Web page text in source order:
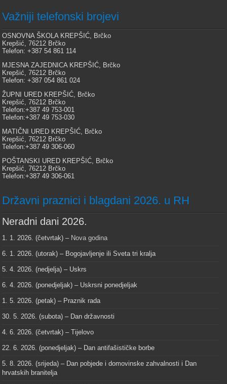
Važniji telefonski brojevi
OSNOVNA ŠKOLA KREPŠIĆ, Brčko
Krepšić, 76212 Brčko
Telefon: +387 54 861 114
MJESNA ZAJEDNICA KREPŠIĆ, Brčko
Krepšić, 76212 Brčko
Telefon: +387 054 861 024
ŽUPNI URED KREPŠIĆ, Brčko
Krepšić, 76212 Brčko
Telefon:+387 49 753-001
Telefon:+387 49 753-030
MATIČNI URED KREPŠIĆ, Brčko
Krepšić, 76212 Brčko
Telefon:+387 49 306-060
POŠTANSKI URED KREPŠIĆ, Brčko
Krepšić, 76212 Brčko
Telefon:+387 49 306-061
Državni praznici i blagdani 2026. u RH
Neradni dani 2026.
1. 1. 2026. (četvrtak) – Nova godina
6. 1. 2026. (utorak) – Bogojavljenje ili Sveta tri kralja
5. 4. 2026. (nedjelja) – Uskrs
6. 4. 2026. (ponedjeljak) – Uskrsni ponedjeljak
1. 5. 2026. (petak) – Praznik rada
30. 5. 2026. (subota) – Dan državnosti
4. 6. 2026. (četvrtak) – Tijelovo
22. 6. 2026. (ponedjeljak) – Dan antifašističke borbe
5. 8. 2026. (srijeda) – Dan pobjede i domovinske zahvalnosti i Dan
hrvatskih branitelja